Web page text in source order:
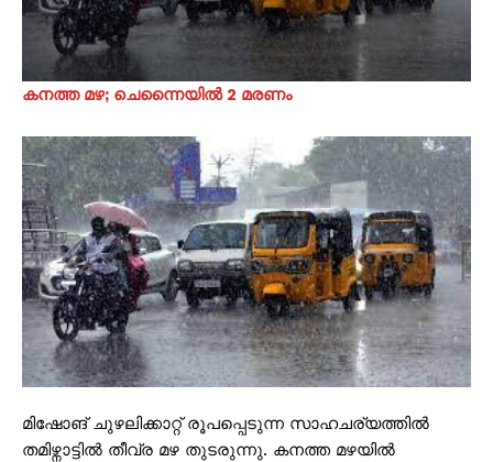
കനത്ത മഴ; ചെന്നൈയിൽ 2 മരണം
മിഷോങ് ചുഴലിക്കാറ്റ് രൂപപ്പെടുന്ന സാഹചര്യത്തിൽ
തമിഴ്നാട്ടിൽ തീവ്ര മഴ തുടരുന്നു. കനത്ത മഴയിൽ